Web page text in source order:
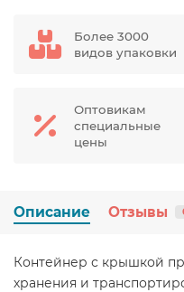
Более 3000
видов упаковки
Оптовикам
специальные
цены
Описание Отзывы
Контейнер с крышкой
хранения и